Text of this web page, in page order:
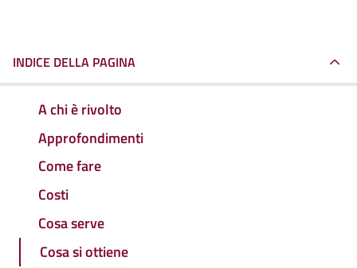
INDICE DELLA PAGINA
A chi è rivolto
Approfondimenti
Come fare
Costi
Cosa serve
Cosa si ottiene